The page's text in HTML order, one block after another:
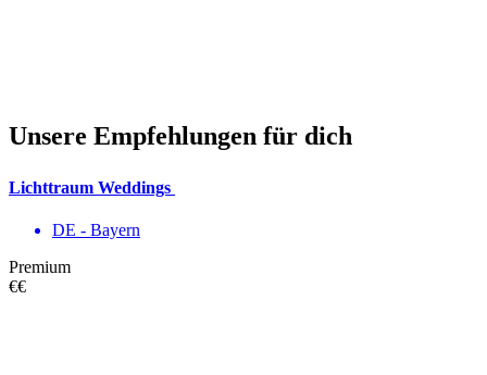
Unsere Empfehlungen für dich
Lichttraum Weddings
DE - Bayern
Premium
€€